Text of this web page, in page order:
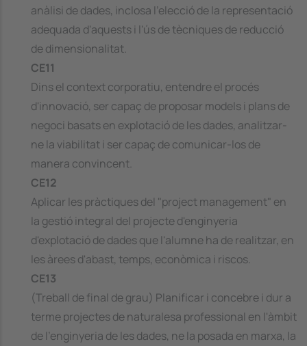
anàlisi de dades, inclosa l'elecció de la representació
adequada d'aquests i l'ús de tècniques de reducció
de dimensionalitat.
CE11
Dins el context corporatiu, entendre el procés
d'innovació, ser capaç de proposar models i plans de
negoci basats en explotació de les dades, analitzar-
ne la viabilitat i ser capaç de comunicar-los de
manera convincent.
CE12
Aplicar les pràctiques del "project management" en
la gestió integral del projecte d'enginyeria
d'explotació de dades que l'alumne ha de realitzar, en
les àrees d'abast, temps, econòmica i riscos.
CE13
(Treball de final de grau) Planificar i concebre i dur a
terme projectes de naturalesa professional en l'àmbit
de l'enginyeria de les dades, ne la posada en marxa, la